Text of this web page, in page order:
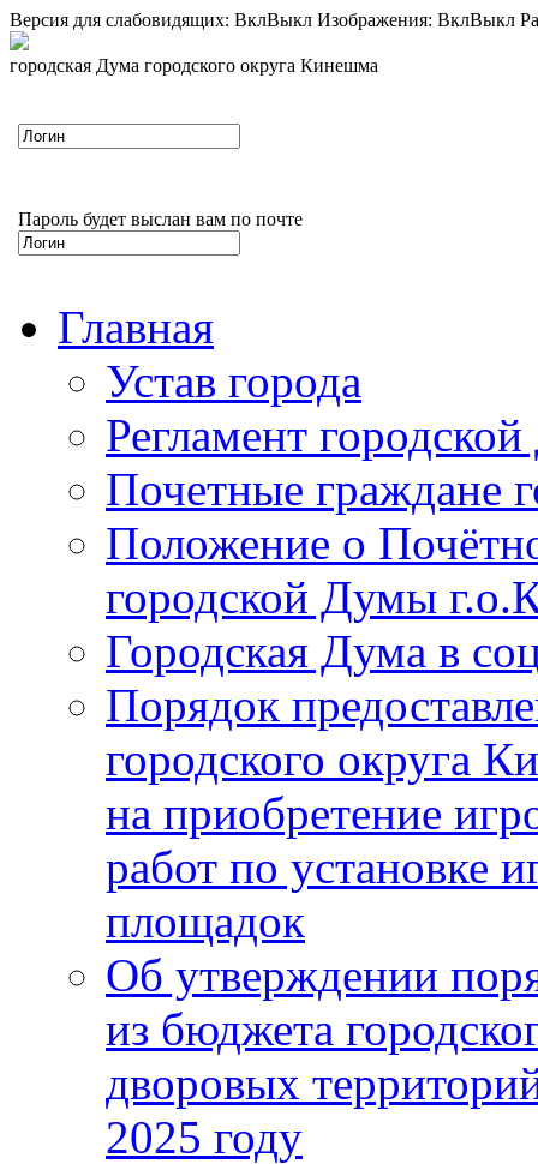
Версия для слабовидящих: ВклВыкл Изображения: ВклВыкл
городская Дума городского округа Кинешма
Пароль будет выслан вам по почте
Главная
Устав города
Регламент
Почетные граждане
Положение о
городской Думы
Городская Дума в
Порядок
городского округа
на приобретение
работ по установке
площадок
Об утверждении
из бюджета
дворовых
2025 году